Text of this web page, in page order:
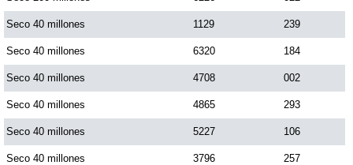
Seco 40 millones 1129 239
Seco 40 millones 6320 184
Seco 40 millones 4708 002
Seco 40 millones 4865 293
Seco 40 millones 5227 106
Seco 40 millones 3796 257